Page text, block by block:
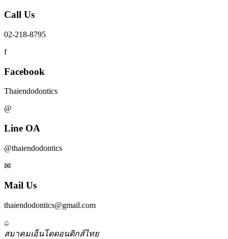
Call Us
02-218-8795
f
Facebook
Thaiendodontics
@
Line OA
@thaiendodontics
✉
Mail Us
thaiendodontics@gmail.com
⌂
สมาคมเอ็นโดดอนติกส์ไทย